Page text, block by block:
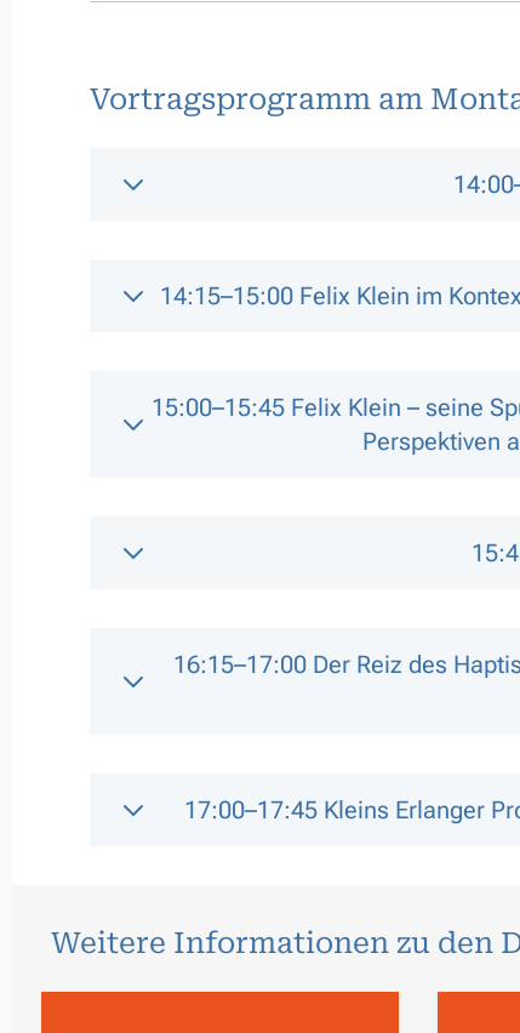
Vortragsprogramm am
14:15–15:00 Felix Klein im
15:00–15:45 Felix Klein – seine
Perspektiven
16:15–17:00 Der Reiz des
17:00–17:45 Kleins Erlanger
Weitere Informationen zu den